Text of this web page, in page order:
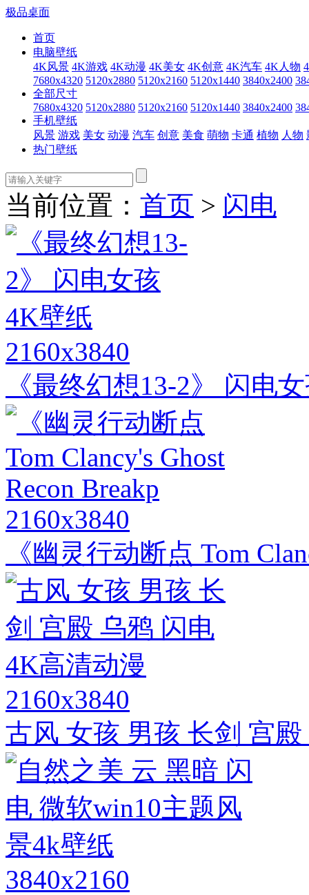
极品桌面
首页
电脑壁纸
4K风景 4K游戏 4K动漫 4K美女 4K创意 4K汽车 4K人物
7680x4320 5120x2880 5120x2160 5120x1440 3840x2400
全部尺寸
7680x4320 5120x2880 5120x2160 5120x1440 3840x2400
手机壁纸
风景 游戏 美女 动漫 汽车 创意 美食 萌物 卡通 植物 人物
热门壁纸
当前位置： 首页 > 闪电
2160x3840
《最终幻想13-2》 闪电
2160x3840
《幽灵行动断点 Tom
2160x3840
古风 女孩 男孩 长剑 宫
3840x2160